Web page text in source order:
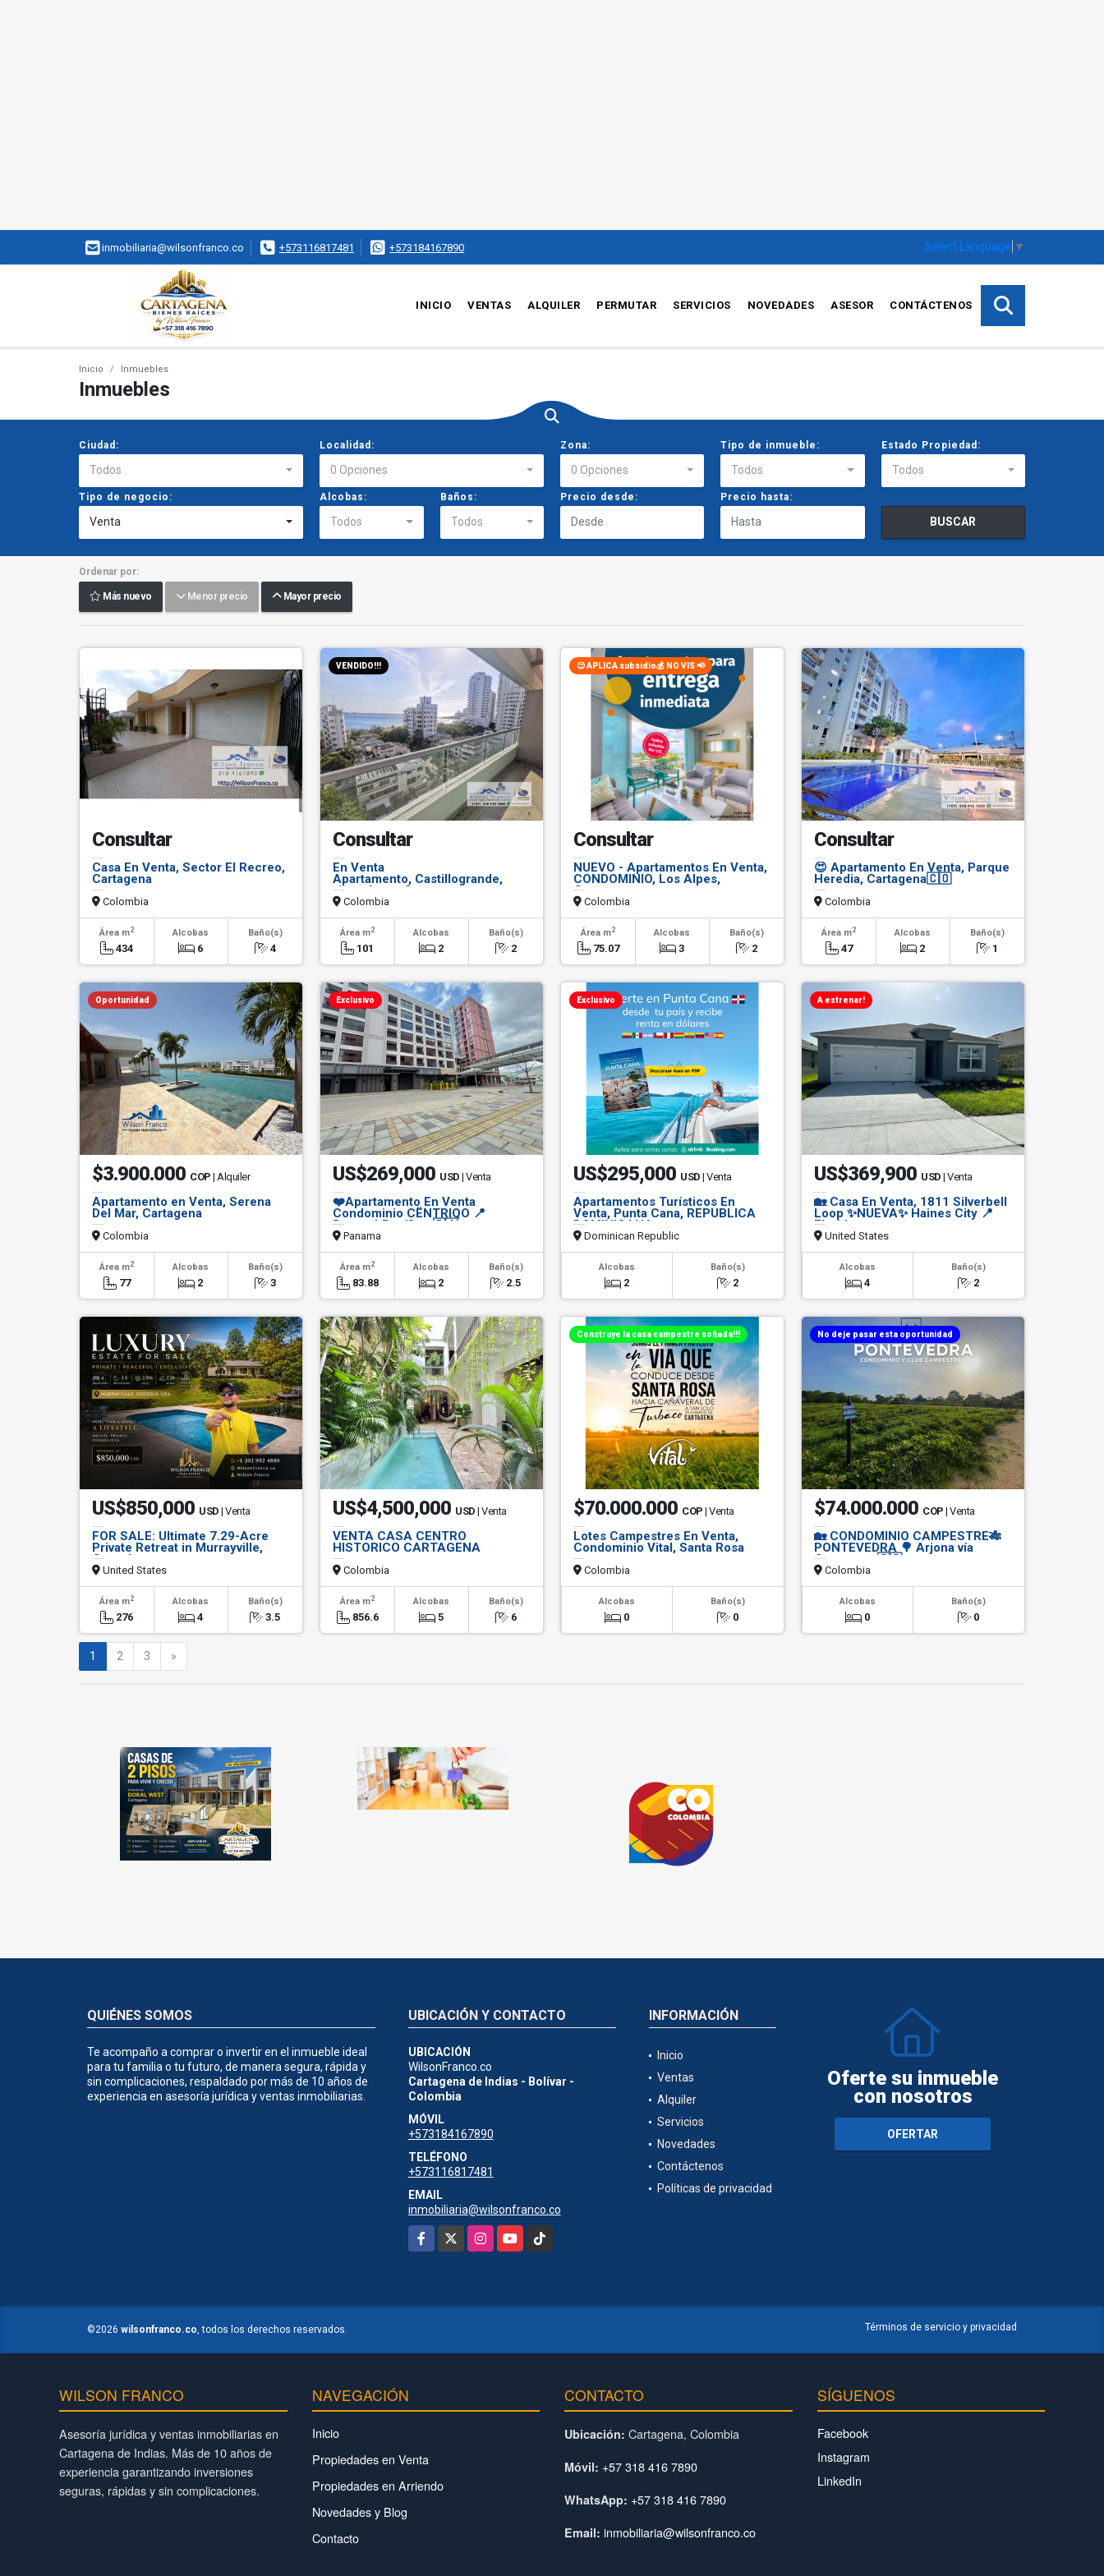
inmobiliaria@wilsonfranco.co +573116817481 +573184167890 Select Language ▼
INICIO VENTAS ALQUILER PERMUTAR SERVICIOS NOVEDADES ASESOR CONTÁCTENOS
Inicio Inmuebles
Inmuebles
Ciudad:
Todos
Localidad:
0 Opciones
Zona:
0 Opciones
Tipo de inmueble:
Todos
Estado Propiedad:
Todos
Tipo de negocio:
Venta
Alcobas:
Todos
Baños:
Todos
Precio desde: Precio hasta:
BUSCAR
Ordenar por:
Más nuevo Menor precio Mayor precio
Consultar
Casa En Venta, Sector El Recreo,
Cartagena
Colombia
Área m2
434
Alcobas
6
Baño(s)
4
VENDIDO!!!
Consultar
En Venta
Apartamento, Castillogrande,
vista al mar, Cartagena
Colombia
Área m2
101
Alcobas
2
Baño(s)
2
😉 APLICA subsidio💰 NO VIS 📢
Consultar
NUEVO - Apartamentos En Venta,
CONDOMINIO, Los Alpes,
Cartagena
Colombia
Área m2
75.07
Alcobas
3
Baño(s)
2
Consultar
😍 Apartamento En Venta, Parque
Heredia, Cartagena🇨🇴
Colombia
Área m2
47
Alcobas
2
Baño(s)
1
Oportunidad
$3.900.000 COP | Alquiler
Apartamento en Venta, Serena
Del Mar, Cartagena
Colombia
Área m2
77
Alcobas
2
Baño(s)
3
Exclusivo
US$269,000 USD | Venta
❤️Apartamento En Venta
Condominio CËNTRIQO 📍
Panamá Pacífico 🇵🇦
Panama
Área m2
83.88
Alcobas
2
Baño(s)
2.5
Exclusivo
US$295,000 USD | Venta
Apartamentos Turísticos En
Venta, Punta Cana, REPUBLICA
DOMINICANA
Dominican Republic
Alcobas
2
Baño(s)
2
A estrenar!
US$369,900 USD | Venta
🏡 Casa En Venta, 1811 Silverbell
Loop ✨NUEVA✨ Haines City 📍
Florida
United States
Alcobas
4
Baño(s)
2
US$850,000 USD | Venta
FOR SALE: Ultimate 7.29-Acre
Private Retreat in Murrayville,
Georgia
United States
Área m2
276
Alcobas
4
Baño(s)
3.5
US$4,500,000 USD | Venta
VENTA CASA CENTRO
HISTORICO CARTAGENA
Colombia
Área m2
856.6
Alcobas
5
Baño(s)
6
Construye la casa campestre soñada!!!
$70.000.000 COP | Venta
Lotes Campestres En Venta,
Condominio Vital, Santa Rosa
Colombia
Alcobas
0
Baño(s)
0
No deje pasar esta oportunidad
$74.000.000 COP | Venta
🏡 CONDOMINIO CAMPESTRE🎋
PONTEVEDRA 🌳 Arjona vía
Cartagena 🇨🇴
Colombia
Alcobas
0
Baño(s)
0
1 2 3 »
QUIÉNES SOMOS
Te acompaño a comprar o invertir en el inmueble ideal
para tu familia o tu futuro, de manera segura, rápida y
sin complicaciones, respaldado por más de 10 años de
experiencia en asesoría jurídica y ventas inmobiliarias.
UBICACIÓN Y CONTACTO
UBICACIÓN
WilsonFranco.co
Cartagena de Indias - Bolívar -
Colombia
MÓVIL
+573184167890
TELÉFONO
+573116817481
EMAIL
inmobiliaria@wilsonfranco.co
Facebook
InstagramYouTubeTikTok
INFORMACIÓN
Inicio
Ventas
Alquiler
Servicios
Novedades
Contáctenos
Políticas de privacidad
Oferte su inmueble
con nosotros
OFERTAR
©2026 wilsonfranco.co, todos los derechos reservados. Términos de servicio y privacidad
WILSON FRANCO
Asesoría jurídica y ventas inmobiliarias en
Cartagena de Indias. Más de 10 años de
experiencia garantizando inversiones
seguras, rápidas y sin complicaciones.
NAVEGACIÓN
Inicio
Propiedades en Venta
Propiedades en Arriendo
Novedades y Blog
Contacto
CONTACTO
Ubicación: Cartagena, Colombia
Móvil: +57 318 416 7890
WhatsApp: +57 318 416 7890
Email: inmobiliaria@wilsonfranco.co
SÍGUENOS
Facebook
Instagram
LinkedIn